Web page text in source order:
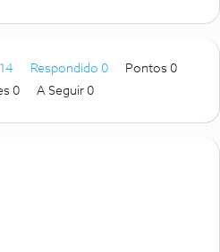
Respondido 0
Pontos 0
0 A Seguir 0